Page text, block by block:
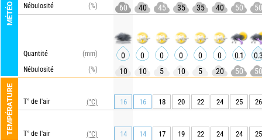
MÉTÉO
Nébulosité
(%)
Quantité
(mm)
Nébulosité
(%)
TEMPÉRATURE T° de l'air (°C)
T° de l'air (°C)
60
40 45 35 35 40 50 50
0 0 0 0 0 0 0.1
10
10 5 10 5 20 50 50
16 16 18 20 22 24 25 26
14 14 17 19 22 24 24 25